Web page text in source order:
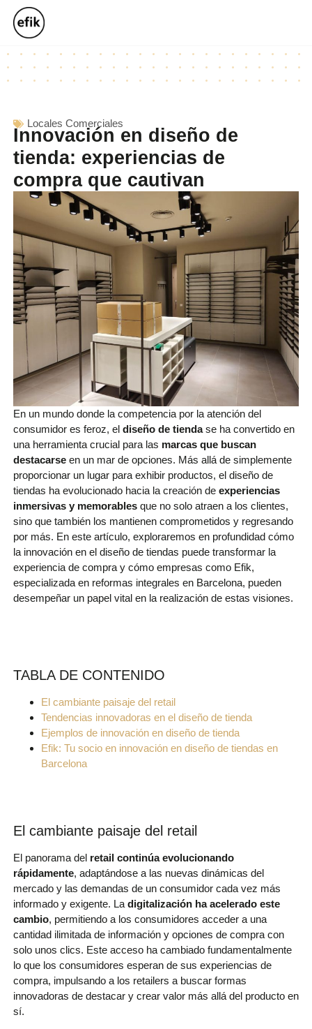
Locales Comerciales
Innovación en diseño de
tienda: experiencias de
compra que cautivan
En un mundo donde la competencia por la atención del
consumidor es feroz, el diseño de tiendase ha convertido en
una herramienta crucial para las marcas que buscan
destacarseen un mar de opciones. Más allá de simplemente
proporcionar un lugar para exhibir productos, el diseño de
tiendas ha evolucionado hacia la creación de experiencias
inmersivas y memorablesque no solo atraen a los clientes,
sino que también los mantienen comprometidos y regresando
por más. En este artículo, exploraremos en profundidad cómo
la innovación en el diseño de tiendas puede transformar la
experiencia de compra y cómo empresas como Efik,
especializada en reformas integrales en Barcelona, pueden
desempeñar un papel vital en la realización de estas visiones.
TABLA DE CONTENIDO
El cambiante paisaje del retail
Tendencias innovadoras en el diseño de tienda
Ejemplos de innovación en diseño de tienda
Efik: Tu socio en innovación en diseño de tiendas en
Barcelona
El cambiante paisaje del retail
El panorama del retail continúa evolucionando
rápidamente, adaptándose a las nuevas dinámicas del
mercado y las demandas de un consumidor cada vez más
informado y exigente. La digitalización ha acelerado este
cambio, permitiendo a los consumidores acceder a una
cantidad ilimitada de información y opciones de compra con
solo unos clics. Este acceso ha cambiado fundamentalmente
lo que los consumidores esperan de sus experiencias de
compra, impulsando a los retailers a buscar formas
innovadoras de destacar y crear valor más allá del producto en
sí.